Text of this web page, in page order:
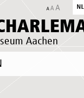
Aachen
NL